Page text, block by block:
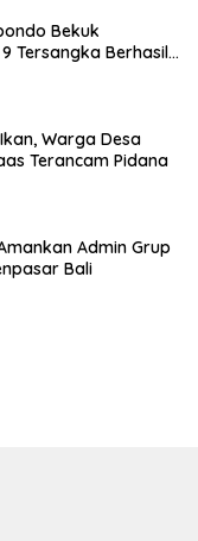
Bekuk
Tersangka Berhasil
Warga Desa
Terancam Pidana
Admin Grup
Bali